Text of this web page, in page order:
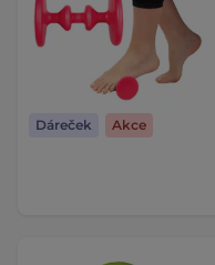
Dáreček Akce